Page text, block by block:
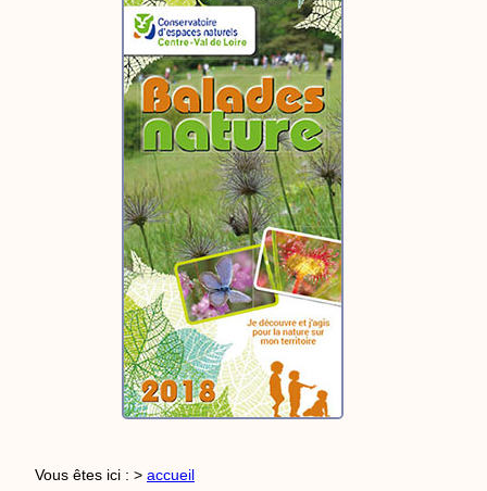
Vous êtes ici : > accueil